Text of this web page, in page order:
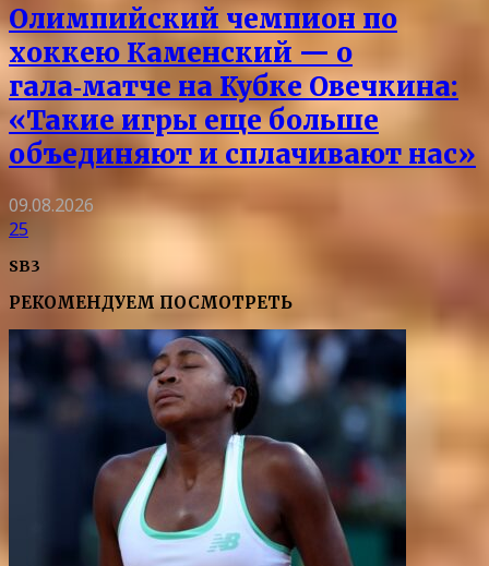
Олимпийский чемпион по
хоккею Каменский — о
гала‑матче на Кубке Овечкина:
«Такие игры еще больше
объединяют и сплачивают нас»
09.08.2026
25
SB3
РЕКОМЕНДУЕМ ПОСМОТРЕТЬ